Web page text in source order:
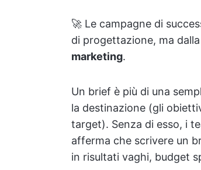
🚀 Le campagne di
di progettazione, ma
marketing.
Un brief è più di una
la destinazione (gli
target). Senza di esso, i
afferma che scrivere un
in risultati vaghi, budget